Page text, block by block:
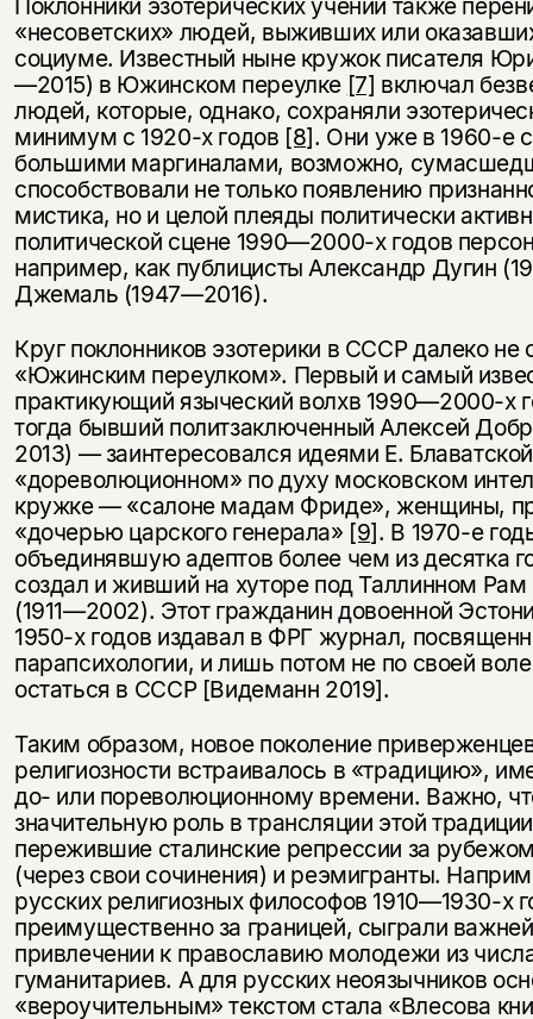
«несоветских» людей, выживших или
социуме. Известный ныне кружок писателя
—2015) в Южинском переулке [7] включал
людей, которые, однако, сохраняли
минимум с 1920-х годов [8]. Они уже в 1960-е
большими маргиналами, возможно,
способствовали не только появлению
мистика, но и целой плеяды политически
политической сцене 1990—2000-х годов
например, как публицисты Александр Дугин
Джемаль (1947—2016).
Круг поклонников эзотерики в СССР далеко не
«Южинским переулком». Первый и самый
практикующий языческий волхв 1990—2000-х
тогда бывший политзаключенный Алексей
2013) — заинтересовался идеями Е.
«дореволюционном» по духу московском
кружке — «салоне мадам Фриде», женщины,
«дочерью царского генерала» [9]. В 1970-е
объединявшую адептов более чем из десятка
создал и живший на хуторе под Таллинном
(1911—2002). Этот гражданин довоенной
1950-х годов издавал в ФРГ журнал,
парапсихологии, и лишь потом не по своей
остаться в СССР [Видеманн 2019].
Таким образом, новое поколение
религиозности встраивалось в «традицию»,
до- или пореволюционному времени. Важно,
значительную роль в трансляции этой
пережившие сталинские репрессии за
(через свои сочинения) и реэмигранты.
русских религиозных философов 1910—1930-х
преимущественно за границей, сыграли
привлечении к православию молодежи из
гуманитариев. А для русских неоязычников
«вероучительным» текстом стала «Влесова
Подписка на рассылку
Раз в неделю мы отправляем рассылку
о книгах и событиях «НЛО».
За подписку дарим промокод на
скидку 15%
Я соглашаюсь сПолитикой конфиденциальности
подписаться
Этой книги временно
нет в продаже.
Вы можете подписаться на
уведомления, и при поступлении книги
на склад получить письмо на указанный
электронный адрес.
Я соглашаюсь сПолитикой конфиденциальности
подписаться
Эта книга
не предназначена для
несовершеннолетних
Скажите, пожалуйста,
вам уже исполнилось 18 лет?
да
нет, вернуться назад